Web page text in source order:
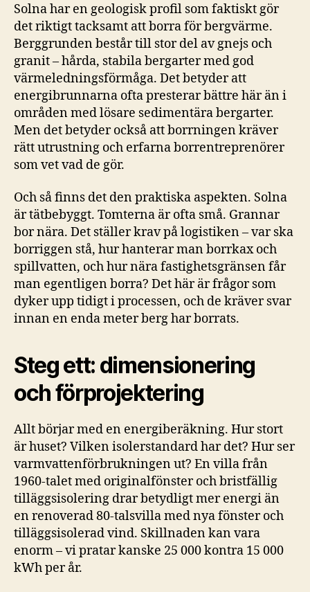
Solna har en geologisk profil som faktiskt gör
det riktigt tacksamt att borra för bergvärme.
Berggrunden består till stor del av gnejs och
granit – hårda, stabila bergarter med god
värmeledningsförmåga. Det betyder att
energibrunnarna ofta presterar bättre här än i
områden med lösare sedimentära bergarter.
Men det betyder också att borrningen kräver
rätt utrustning och erfarna borrentreprenörer
som vet vad de gör.
Och så finns det den praktiska aspekten. Solna
är tätbebyggt. Tomterna är ofta små. Grannar
bor nära. Det ställer krav på logistiken – var ska
borriggen stå, hur hanterar man borrkax och
spillvatten, och hur nära fastighetsgränsen får
man egentligen borra? Det här är frågor som
dyker upp tidigt i processen, och de kräver svar
innan en enda meter berg har borrats.
Steg ett: dimensionering
och förprojektering
Allt börjar med en energiberäkning. Hur stort
är huset? Vilken isolerstandard har det? Hur ser
varmvattenförbrukningen ut? En villa från
1960-talet med originalfönster och bristfällig
tilläggsisolering drar betydligt mer energi än
en renoverad 80-talsvilla med nya fönster och
tilläggsisolerad vind. Skillnaden kan vara
enorm – vi pratar kanske 25 000 kontra 15 000
kWh per år.